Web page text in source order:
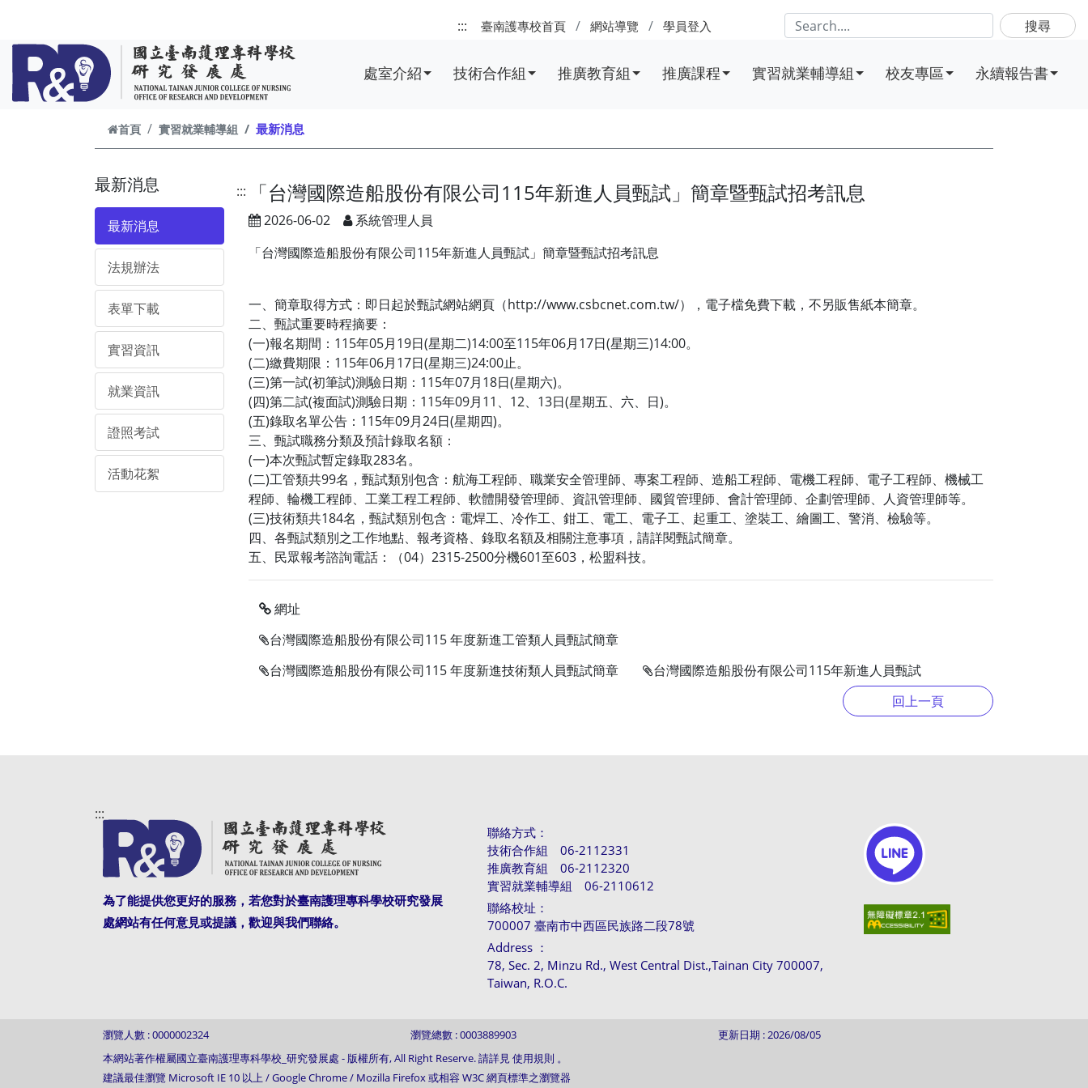
:::
臺南護專校首頁 網站導覽 學員登入 搜尋
處室介紹 技術合作組 推廣教育組 推廣課程 實習就業輔導組 校友專區 永續報告書
首頁 實習就業輔導組 最新消息
最新消息
最新消息
法規辦法
表單下載
實習資訊
就業資訊
證照考試
活動花絮
::: 「台灣國際造船股份有限公司115年新進人員甄試」簡章暨甄試招考訊息
2026-06-02
系統管理人員
「台灣國際造船股份有限公司115年新進人員甄試」簡章暨甄試招考訊息
一、簡章取得方式：即日起於甄試網站網頁（http://www.csbcnet.com.tw/），電子檔免費下載，不另販售紙本簡章。
二、甄試重要時程摘要：
(一)報名期間：115年05月19日(星期二)14:00至115年06月17日(星期三)14:00。
(二)繳費期限：115年06月17日(星期三)24:00止。
(三)第一試(初筆試)測驗日期：115年07月18日(星期六)。
(四)第二試(複面試)測驗日期：115年09月11、12、13日(星期五、六、日)。
(五)錄取名單公告：115年09月24日(星期四)。
三、甄試職務分類及預計錄取名額：
(一)本次甄試暫定錄取283名。
(二)工管類共99名，甄試類別包含：航海工程師、職業安全管理師、專案工程師、造船工程師、電機工程師、電子工程師、機械工
程師、輪機工程師、工業工程工程師、軟體開發管理師、資訊管理師、國貿管理師、會計管理師、企劃管理師、人資管理師等。
(三)技術類共184名，甄試類別包含：電焊工、冷作工、鉗工、電工、電子工、起重工、塗裝工、繪圖工、警消、檢驗等。
四、各甄試類別之工作地點、報考資格、錄取名額及相關注意事項，請詳閱甄試簡章。
五、民眾報考諮詢電話：（04）2315-2500分機601至603，松盟科技。
網址
台灣國際造船股份有限公司115 年度新進工管類人員甄試簡章
台灣國際造船股份有限公司115 年度新進技術類人員甄試簡章
台灣國際造船股份有限公司115年新進人員甄試
:::
為了能提供您更好的服務，若您對於臺南護理專科學校研究發展
處網站有任何意見或提議，歡迎與我們聯絡。
聯絡方式：
技術合作組 06-2112331
推廣教育組 06-2112320
實習就業輔導組 06-2110612
聯絡校址：
700007 臺南市中西區民族路二段78號
Address ：
78, Sec. 2, Minzu Rd., West Central Dist.,Tainan City 700007,
Taiwan, R.O.C.
瀏覽人數 : 0000002324 瀏覽總數 : 0003889903
更新日期 : 2026/08/05
本網站著作權屬國立臺南護理專科學校_研究發展處 - 版權所有, All Right Reserve. 請詳見 使用規則 。
建議最佳瀏覽 Microsoft IE 10 以上 / Google Chrome / Mozilla Firefox 或相容 W3C 網頁標準之瀏覽器